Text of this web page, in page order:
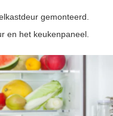
gemonteerd.
en het keukenpaneel.